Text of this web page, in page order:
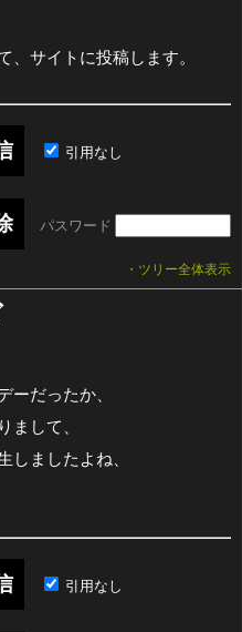
、サイトに投稿します。
引用なし
パスワード
・ツリー全体表示
ーだったか、
まして、
しましたよね、
引用なし